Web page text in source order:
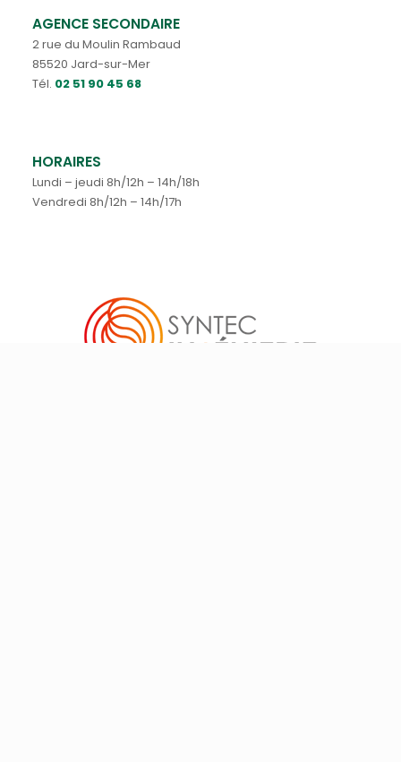
AGENCE SECONDAIRE
2 rue du Moulin Rambaud
85520 Jard-sur-Mer
Tél. 02 51 90 45 68
HORAIRES
Lundi – jeudi 8h/12h – 14h/18h
Vendredi 8h/12h – 14h/17h